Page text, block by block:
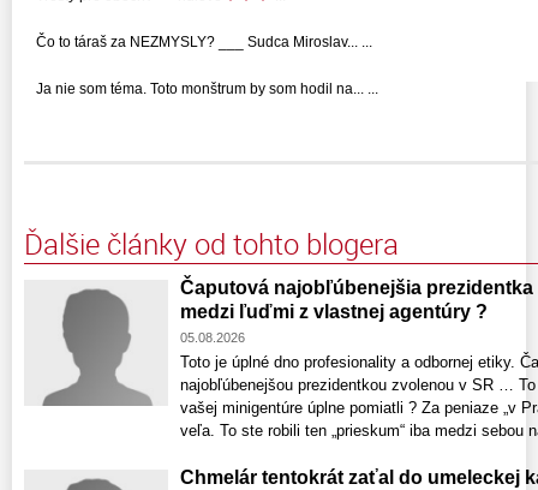
Čo to táraš za NEZMYSLY? ___ Sudca Miroslav... ...
Ja nie som téma. Toto monštrum by som hodil na... ...
Ďalšie články od tohto blogera
Čaputová najobľúbenejšia
medzi ľuďmi z vlastnej agentúry ?
05.08.2026
Toto je úplné dno profesionality a odbornej etiky.
najobľúbenejšou prezidentkou zvolenou v SR …
vašej minigentúre úplne pomiatli ? Za peniaze „v
veľa. To ste robili ten „prieskum“ iba medzi sebou
Chmelár tentokrát zaťal do umeleckej